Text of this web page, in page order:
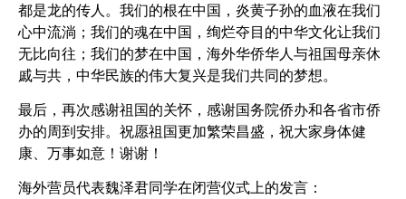
都是龙的传人。我们的根在中国，炎黄子孙的血液在我们
心中流淌；我们的魂在中国，绚烂夺目的中华文化让我们
无比向往；我们的梦在中国，海外华侨华人与祖国母亲休
戚与共，中华民族的伟大复兴是我们共同的梦想。
最后，再次感谢祖国的关怀，感谢国务院侨办和各省市侨
办的周到安排。祝愿祖国更加繁荣昌盛，祝大家身体健
康、万事如意！谢谢！
海外营员代表魏泽君同学在闭营仪式上的发言：